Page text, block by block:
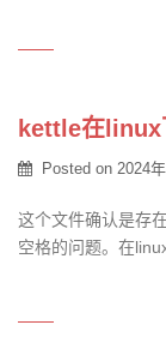
kettle在linux
Posted on 2024
这个文件确认是存
空格的问题。在